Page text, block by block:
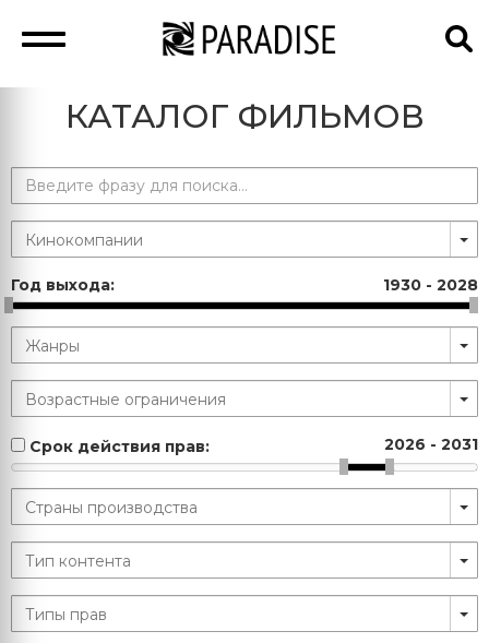
КАТАЛОГ ФИЛЬМОВ
Год выхода: 1930 - 2028
Срок действия прав: 2026 - 2031